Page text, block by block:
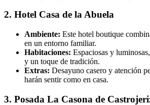
2. Hotel Casa de la Abuela
Ambiente: Este hotel boutique
en un entorno familiar.
Habitaciones: Espaciosas y
y un toque de tradición.
Extras: Desayuno casero y atención
harán sentir como en casa.
3. Posada La Casona de